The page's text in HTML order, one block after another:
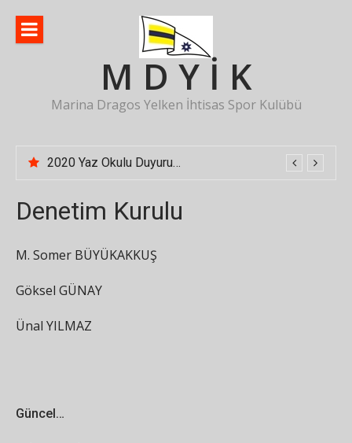
M D Y İ K
Marina Dragos Yelken İhtisas Spor Kulübü
2020 Yaz Okulu Duyurusu
Denetim Kurulu
M. Somer BÜYÜKAKKUŞ
Göksel GÜNAY
Ünal YILMAZ
Güncel…